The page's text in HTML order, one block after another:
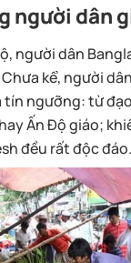
người dân
người dân
kể, người
tín ngưỡng: từ
Ấn Độ giáo;
đều rất độc đáo.